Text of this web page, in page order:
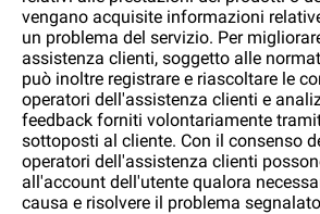
vengano acquisite informazioni
un problema del servizio. Per
assistenza clienti, soggetto alle
può inoltre registrare e riascoltare le
operatori dell'assistenza clienti e
feedback forniti volontariamente
sottoposti al cliente. Con il consenso
operatori dell'assistenza clienti
all'account dell'utente qualora
causa e risolvere il problema